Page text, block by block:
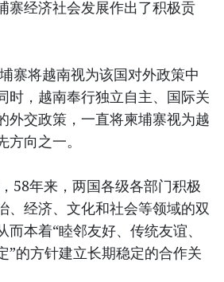
寨经济社会发展作出了积极贡
寨将越南视为该国对外政策中
时，越南奉行独立自主、国际关
外交政策，一直将柬埔寨视为越
向之一。
58年来，两国各级各部门积极
、经济、文化和社会等领域的双
本着“睦邻友好、传统友谊、
”的方针建立长期稳定的合作关